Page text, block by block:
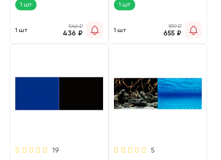
Background 040 (1 шт)
1 шт
1 шт
546₽
436 ₽
см Background 030 (1 шт)
1 шт
1 шт
819₽
655 ₽
19 5